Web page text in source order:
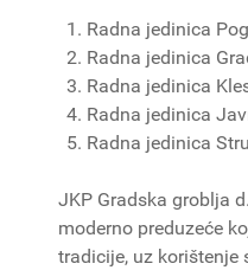
Radna jedinica
Radna jedinica
Radna jedinica
Radna jedinica
Radna jedinica
JKP Gradska groblja
moderno preduzeće
tradicije, uz korištenje